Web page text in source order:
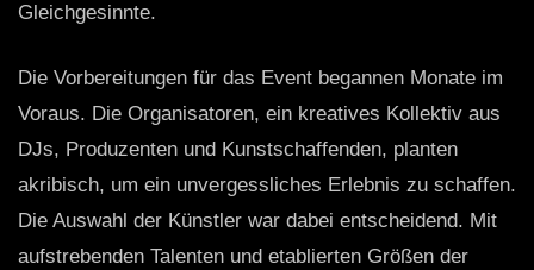
Gleichgesinnte.
Die Vorbereitungen für das Event begannen Monate im
Voraus. Die Organisatoren, ein kreatives Kollektiv aus
DJs, Produzenten und Kunstschaffenden, planten
akribisch, um ein unvergessliches Erlebnis zu schaffen.
Die Auswahl der Künstler war dabei entscheidend. Mit
aufstrebenden Talenten und etablierten Größen der